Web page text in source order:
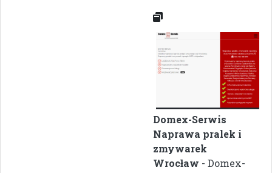
Domex-Serwis
Naprawa pralek i
zmywarek
Wrocław - Domex-